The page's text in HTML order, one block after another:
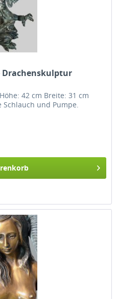
Drachenskulptur
42 cm Breite: 31 cm
und Pumpe.